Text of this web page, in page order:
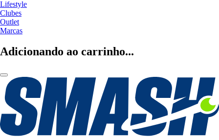
Lifestyle
Clubes
Outlet
Marcas
Adicionando ao carrinho...